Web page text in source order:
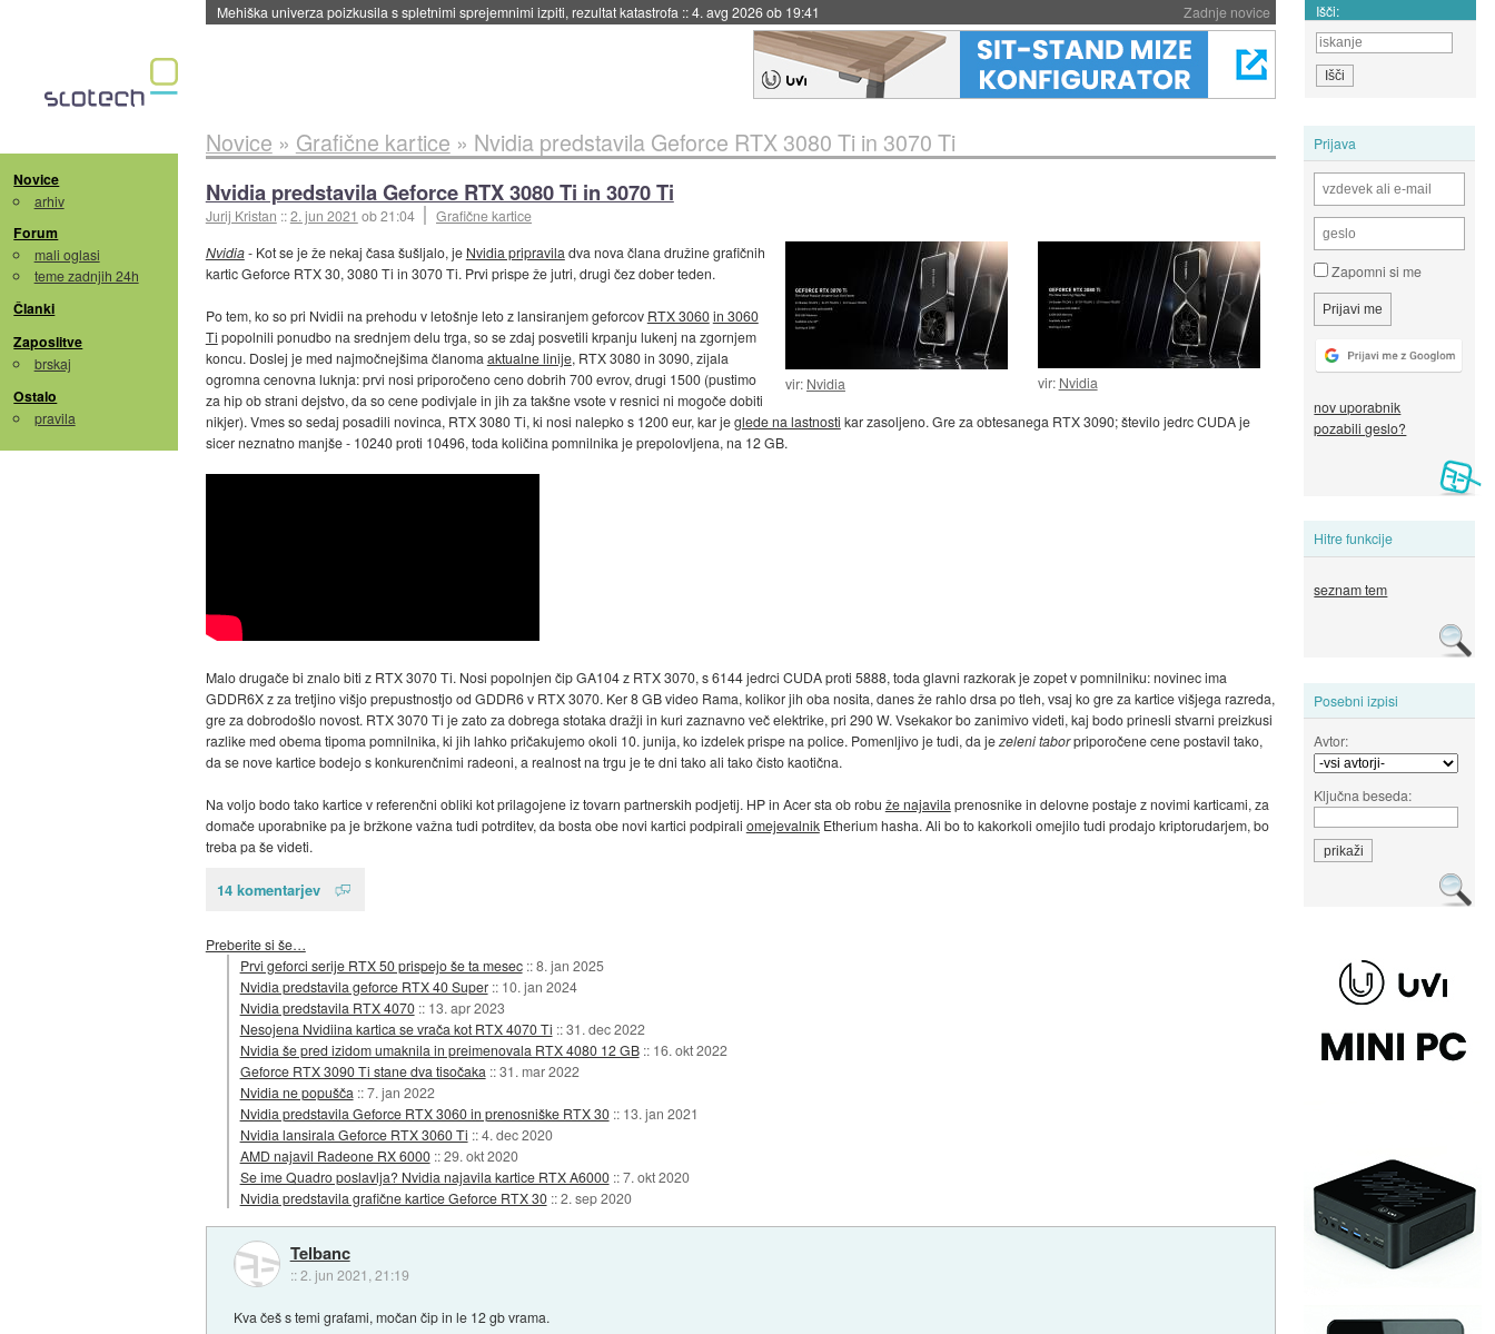
Zadnje novice
Evropska vesoljska agencija razvija svojo raketo za večkratno uporabo::4. avg 2026 ob 19:41 Išči:
Novice
arhiv
Forum
mali oglasi
teme zadnjih 24h
Članki
Zaposlitve
brskaj
Ostalo
pravila
Prijava
Zapomni si me
nov uporabnik
pozabili geslo?
Hitre funkcije
seznam tem
Posebni izpisi
Avtor:
Ključna beseda:
Novice » Grafične kartice » Nvidia predstavila Geforce RTX 3080 Ti in 3070 Ti
Nvidia predstavila Geforce RTX 3080 Ti in 3070 Ti
Jurij Kristan ::2. jun 2021 ob 21:04 Grafične kartice
vir: Nvidia
vir: Nvidia
Nvidia- Kot se je že nekaj časa šušljalo, je Nvidia pripravila dva nova člana družine grafičnih
kartic Geforce RTX 30, 3080 Ti in 3070 Ti. Prvi prispe že jutri, drugi čez dober teden.
Po tem, ko so pri Nvidii na prehodu v letošnje leto z lansiranjem geforcov RTX 3060in 3060
Ti popolnili ponudbo na srednjem delu trga, so se zdaj posvetili krpanju lukenj na zgornjem
koncu. Doslej je med najmočnejšima članoma aktualne linije, RTX 3080 in 3090, zijala
ogromna cenovna luknja: prvi nosi priporočeno ceno dobrih 700 evrov, drugi 1500 (pustimo
za hip ob strani dejstvo, da so cene podivjale in jih za takšne vsote v resnici ni mogoče dobiti
nikjer). Vmes so sedaj posadili novinca, RTX 3080 Ti, ki nosi nalepko s 1200 eur, kar jeglede na lastnosti kar zasoljeno. Gre za obtesanega RTX 3090; število jedrc CUDA je
sicer neznatno manjše - 10240 proti 10496, toda količina pomnilnika je prepolovljena, na 12 GB.
Malo drugače bi znalo biti z RTX 3070 Ti. Nosi popolnjen čip GA104 z RTX 3070, s 6144 jedrci CUDA proti 5888, toda glavni razkorak je zopet v pomnilniku: novinec ima
GDDR6X z za tretjino višjo prepustnostjo od GDDR6 v RTX 3070. Ker 8 GB video Rama, kolikor jih oba nosita, danes že rahlo drsa po tleh, vsaj ko gre za kartice višjega razreda,
gre za dobrodošlo novost. RTX 3070 Ti je zato za dobrega stotaka dražji in kuri zaznavno več elektrike, pri 290 W. Vsekakor bo zanimivo videti, kaj bodo prinesli stvarni preizkusi
razlike med obema tipoma pomnilnika, ki jih lahko pričakujemo okoli 10. junija, ko izdelek prispe na police. Pomenljivo je tudi, da jezeleni taborpriporočene cene postavil tako,
da se nove kartice bodejo s konkurenčnimi radeoni, a realnost na trgu je te dni tako ali tako čisto kaotična.
Na voljo bodo tako kartice v referenčni obliki kot prilagojene iz tovarn partnerskih podjetij. HP in Acer sta ob robu že najavila prenosnike in delovne postaje z novimi karticami, za
domače uporabnike pa je bržkone važna tudi potrditev, da bosta obe novi kartici podpirali omejevalnikEtherium hasha. Ali bo to kakorkoli omejilo tudi prodajo kriptorudarjem, bo
treba pa še videti.
14 komentarjev
Preberite si še…
Prvi geforci serije RTX 50 prispejo še ta mesec ::8. jan 2025
Nvidia predstavila geforce RTX 40 Super :: 10. jan 2024
Nvidia predstavila RTX 4070 :: 13. apr 2023
Nesojena Nvidiina kartica se vrača kot RTX 4070 Ti ::31. dec 2022
Nvidia še pred izidom umaknila in preimenovala RTX 4080 12 GB :: 16. okt 2022
Geforce RTX 3090 Ti stane dva tisočaka ::31. mar 2022
Nvidia ne popušča ::7. jan 2022
Nvidia predstavila Geforce RTX 3060 in prenosniške RTX 30 :: 13. jan 2021
Nvidia lansirala Geforce RTX 3060 Ti ::4. dec 2020
AMD najavil Radeone RX 6000 ::29. okt 2020
Se ime Quadro poslavlja? Nvidia najavila kartice RTX A6000 ::7. okt 2020
Nvidia predstavila grafične kartice Geforce RTX 30 ::2. sep 2020
Telbanc
::2. jun 2021, 21:19
Kva češ s temi grafami, močan čip in le 12 gb vrama.